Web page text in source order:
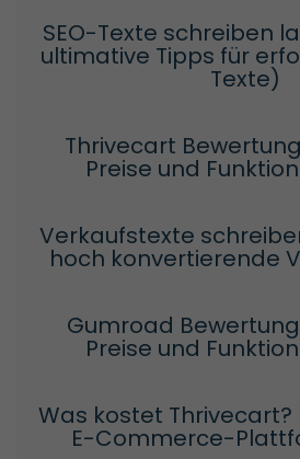
SEO-Texte schreiben
ultimative Tipps für
Texte)
Thrivecart
Preise und
Verkaufstexte
hoch konvertierende
Gumroad
Preise und
Was kostet
E-Commerce-